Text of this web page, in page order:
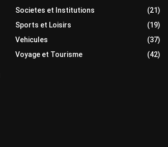
Societes et Institutions
(21)
Sports et Loisirs
(19)
Vehicules
(37)
Voyage et Tourisme
(42)